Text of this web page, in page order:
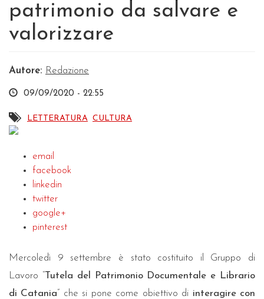
patrimonio da salvare e
valorizzare
Autore: Redazione
09/09/2020 - 22:55
LETTERATURA CULTURA
email
facebook
linkedin
twitter
google+
pinterest
Mercoledì 9 settembre è stato costituito il Gruppo di
Lavoro “Tutela del Patrimonio Documentale e Librario
di Catania” che si pone come obiettivo di interagire con